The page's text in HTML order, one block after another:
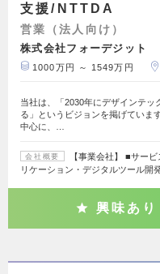
支援/NTTDA
営業（法人向け）
株式会社フォーデジット
1000万円 ～ 1549万円
当社は、「2030年にデザインテッ
る」というビジョンを掲げていま
中心に、…
会社概要
【事業会社】 ■サー
リケーション・デジタルツール開
興味あり